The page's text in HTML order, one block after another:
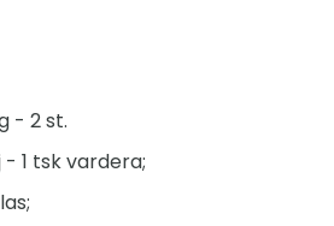
- 2 st.
1 tsk vardera;